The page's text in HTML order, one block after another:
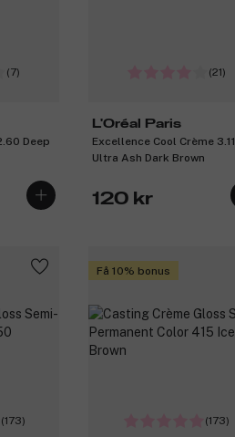
(7)
Deep
(21)
L'Oréal Paris
Excellence Cool Crème 3.11
Ultra Ash Dark Brown
120 kr
(173)
Få 10% bonus
(173)